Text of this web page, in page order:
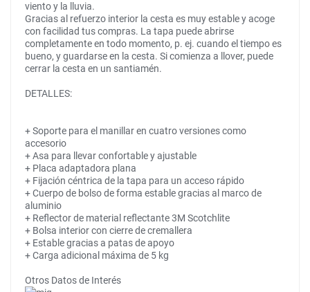
viento y la lluvia.
Gracias al refuerzo interior la cesta es muy estable y acoge
con facilidad tus compras. La tapa puede abrirse
completamente en todo momento, p. ej. cuando el tiempo es
bueno, y guardarse en la cesta. Si comienza a llover, puede
cerrar la cesta en un santiamén.
DETALLES:
+ Soporte para el manillar en cuatro versiones como
accesorio
+ Asa para llevar confortable y ajustable
+ Placa adaptadora plana
+ Fijación céntrica de la tapa para un acceso rápido
+ Cuerpo de bolso de forma estable gracias al marco de
aluminio
+ Reflector de material reflectante 3M Scotchlite
+ Bolsa interior con cierre de cremallera
+ Estable gracias a patas de apoyo
+ Carga adicional máxima de 5 kg
Otros Datos de Interés